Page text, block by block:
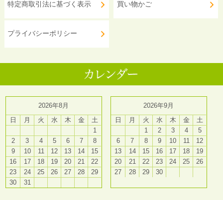
特定商取引法に基づく表示
プライバシーポリシー
買い物かご
2026年8月
日
月 火 水 木 金
土
1
2
3 4 5 6 7
8
9
10 11 12 13 14
15
16
17 18 19 20 21
22
23
24 25 26 27 28
29
30
31
2026年9月
日
月 火 水 木 金
土
1
2 3 4
5
6
7 8 9 10 11
12
13
14 15 16 17 18
19
20
21 22 23 24 25
26
27
28 29 30